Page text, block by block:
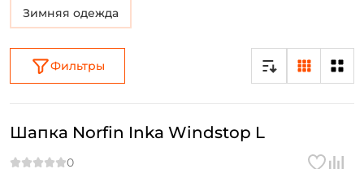
Зимняя одежда
Фильтры
Шапка Norfin Inka Windstop L